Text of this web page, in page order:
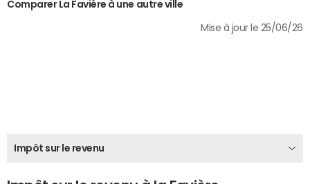
Comparer La Favière à une autre ville
Mise à jour le 25/06/26
Impôt sur le revenu